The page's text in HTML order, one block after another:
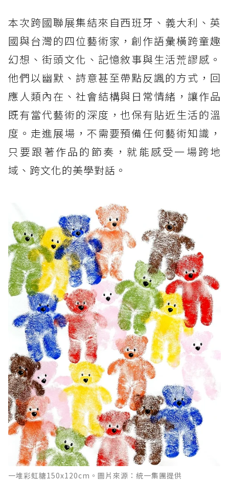
本次跨國聯展集結來自西班牙、義大利、英
國與台灣的四位藝術家，創作語彙橫跨童趣
幻想、街頭文化、記憶敘事與生活荒謬感。
他們以幽默、詩意甚至帶點反諷的方式，回
應人類內在、社會結構與日常情緒，讓作品
既有當代藝術的深度，也保有貼近生活的溫
度。走進展場，不需要預備任何藝術知識，
只要跟著作品的節奏，就能感受一場跨地
域、跨文化的美學對話。
一堆彩虹糖150x120cm。圖片來源：統一集團提供